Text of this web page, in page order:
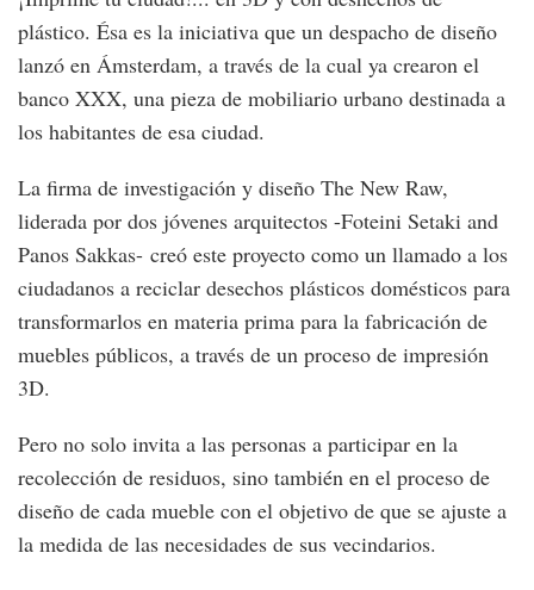
plástico. Ésa es la iniciativa que un despacho de diseño
lanzó en Ámsterdam, a través de la cual ya crearon el
banco XXX, una pieza de mobiliario urbano destinada a
los habitantes de esa ciudad.
La firma de investigación y diseño The New Raw,
liderada por dos jóvenes arquitectos -Foteini Setaki and
Panos Sakkas- creó este proyecto como un llamado a los
ciudadanos a reciclar desechos plásticos domésticos para
transformarlos en materia prima para la fabricación de
muebles públicos, a través de un proceso de impresión
3D.
Pero no solo invita a las personas a participar en la
recolección de residuos, sino también en el proceso de
diseño de cada mueble con el objetivo de que se ajuste a
la medida de las necesidades de sus vecindarios.